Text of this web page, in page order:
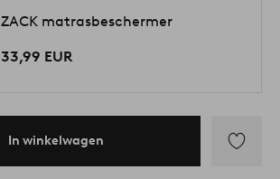
ZACK matrasbeschermer
33,99 EUR
In winkelwagen